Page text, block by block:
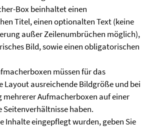
Box beinhaltet einen
Titel, einen optionalten Text (keine
außer Zeilenumbrüchen möglich),
Bild, sowie einen obligatorischen
müssen für das
Layout ausreichende Bildgröße und bei
mehrerer Aufmacherboxen auf einer
Seitenverhältnisse haben.
Inhalte eingepflegt wurden, geben Sie